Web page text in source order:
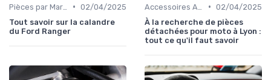
• 02/04/2025
Tout savoir sur la calandre
du Ford Ranger
• 02/04/2025
À la recherche de pièces
détachées pour moto à Lyon :
tout ce qu'il faut savoir